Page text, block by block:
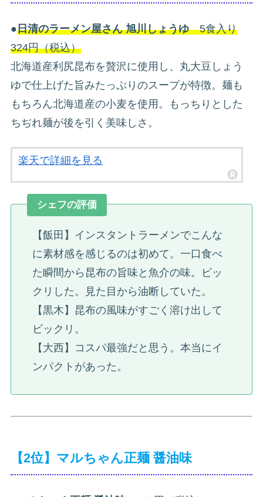
●日清のラーメン屋さん 旭川しょうゆ5食入り
324円（税込）
北海道産利尻昆布を贅沢に使用し、丸大豆しょう
ゆで仕上げた旨みたっぷりのスープが特徴。麺も
もちろん北海道産の小麦を使用。もっちりとした
ちぢれ麺が後を引く美味しさ。
楽天で詳細を見る
シェフの評価
【飯田】インスタントラーメンでこんな
に素材感を感じるのは初めて。一口食べ
た瞬間から昆布の旨味と魚介の味。ビッ
クリした。見た目から油断していた。
【黒木】昆布の風味がすごく溶け出して
ビックリ。
【大西】コスパ最強だと思う。本当にイ
ンパクトがあった。
【2位】マルちゃん正麺 醤油味